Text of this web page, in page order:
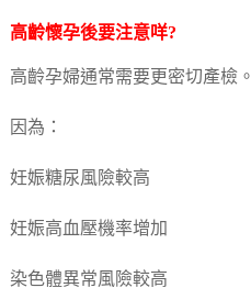
高齡懷孕後要注意咩?
高齡孕婦通常需要更密切產檢。
因為：
妊娠糖尿風險較高
妊娠高血壓機率增加
染色體異常風險較高